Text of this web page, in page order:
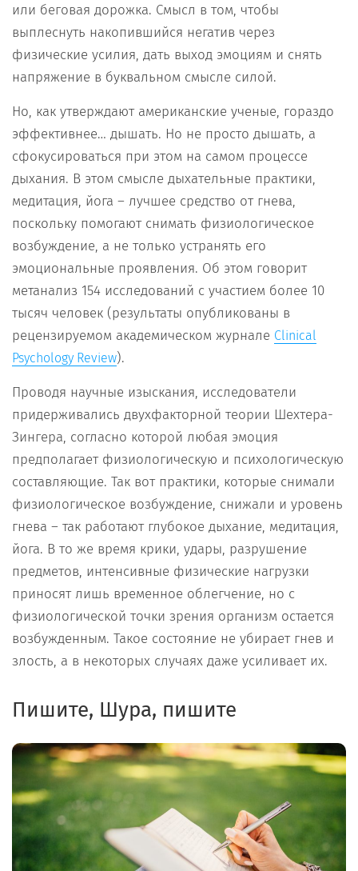
или беговая дорожка. Смысл в том, чтобы
выплеснуть накопившийся негатив через
физические усилия, дать выход эмоциям и снять
напряжение в буквальном смысле силой.
Но, как утверждают американские ученые, гораздо
эффективнее… дышать. Но не просто дышать, а
сфокусироваться при этом на самом процессе
дыхания. В этом смысле дыхательные практики,
медитация, йога – лучшее средство от гнева,
поскольку помогают снимать физиологическое
возбуждение, а не только устранять его
эмоциональные проявления. Об этом говорит
метанализ 154 исследований с участием более 10
тысяч человек (результаты опубликованы в
рецензируемом академическом журнале Clinical
Psychology Review).
Проводя научные изыскания, исследователи
придерживались двухфакторной теории Шехтера-
Зингера, согласно которой любая эмоция
предполагает физиологическую и психологическую
составляющие. Так вот практики, которые снимали
физиологическое возбуждение, снижали и уровень
гнева – так работают глубокое дыхание, медитация,
йога. В то же время крики, удары, разрушение
предметов, интенсивные физические нагрузки
приносят лишь временное облегчение, но с
физиологической точки зрения организм остается
возбужденным. Такое состояние не убирает гнев и
злость, а в некоторых случаях даже усиливает их.
Пишите, Шура, пишите